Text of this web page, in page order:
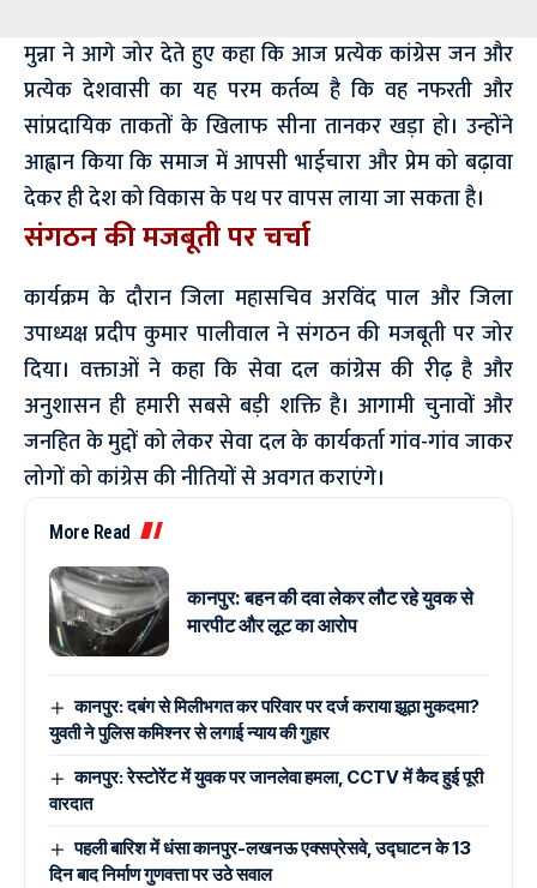
मुन्ना ने आगे जोर देते हुए कहा कि आज प्रत्येक कांग्रेस जन और
प्रत्येक देशवासी का यह परम कर्तव्य है कि वह नफरती और
सांप्रदायिक ताकतों के खिलाफ सीना तानकर खड़ा हो। उन्होंने
आह्वान किया कि समाज में आपसी भाईचारा और प्रेम को बढ़ावा
देकर ही देश को विकास के पथ पर वापस लाया जा सकता है।
संगठन की मजबूती पर चर्चा
कार्यक्रम के दौरान जिला महासचिव अरविंद पाल और जिला
उपाध्यक्ष प्रदीप कुमार पालीवाल ने संगठन की मजबूती पर जोर
दिया। वक्ताओं ने कहा कि सेवा दल कांग्रेस की रीढ़ है और
अनुशासन ही हमारी सबसे बड़ी शक्ति है। आगामी चुनावों और
जनहित के मुद्दों को लेकर सेवा दल के कार्यकर्ता गांव-गांव जाकर
लोगों को कांग्रेस की नीतियों से अवगत कराएंगे।
More Read
कानपुर: बहन की दवा लेकर लौट रहे युवक से
मारपीट और लूट का आरोप
कानपुर: दबंग से मिलीभगत कर परिवार पर दर्ज कराया झूठा मुकदमा?
युवती ने पुलिस कमिश्नर से लगाई न्याय की गुहार
कानपुर: रेस्टोरेंट में युवक पर जानलेवा हमला, CCTV में कैद हुई पूरी
वारदात
पहली बारिश में धंसा कानपुर-लखनऊ एक्सप्रेसवे, उद्घाटन के 13
दिन बाद निर्माण गुणवत्ता पर उठे सवाल